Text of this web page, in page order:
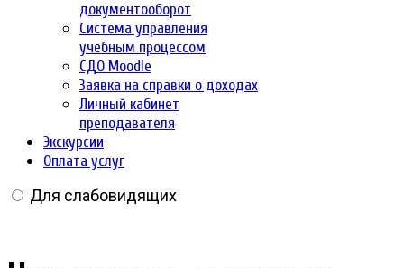
документооборот
Система управления
учебным процессом
СДО Moodle
Заявка на справки о доходах
Личный кабинет
преподавателя
Экскурсии
Оплата услуг
Для слабовидящих